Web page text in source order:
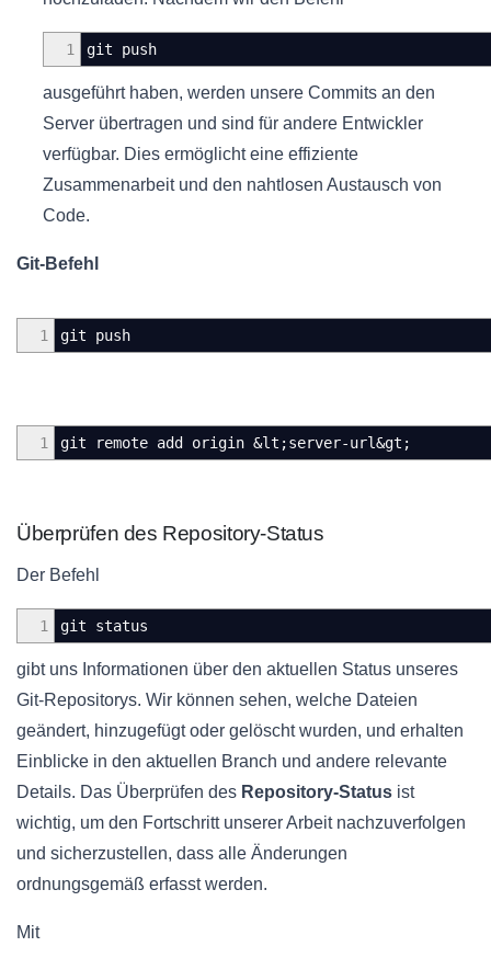
1 git push
ausgeführt haben, werden unsere Commits an den
Server übertragen und sind für andere Entwickler
verfügbar. Dies ermöglicht eine effiziente
Zusammenarbeit und den nahtlosen Austausch von
Code.
Git-Befehl
1 git push
1 git remote add origin &lt;server-url&gt;
Überprüfen des Repository-Status
Der Befehl
1 git status
gibt uns Informationen über den aktuellen Status unseres
Git-Repositorys. Wir können sehen, welche Dateien
geändert, hinzugefügt oder gelöscht wurden, und erhalten
Einblicke in den aktuellen Branch und andere relevante
Details. Das Überprüfen des Repository-Status ist
wichtig, um den Fortschritt unserer Arbeit nachzuverfolgen
und sicherzustellen, dass alle Änderungen
ordnungsgemäß erfasst werden.
Mit